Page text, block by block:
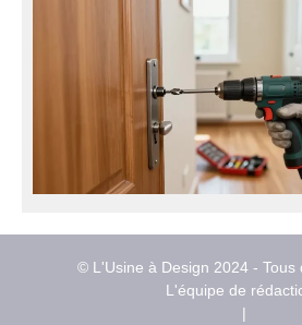
© L'Usine à Design 2024 - Tous
L'équipe de
|